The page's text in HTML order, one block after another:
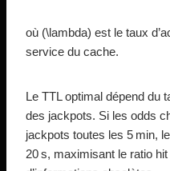
où (\lambda) est le taux
service du cache.
Le TTL optimal dépend du
des jackpots. Si les odds
jackpots toutes les 5 min,
20 s, maximisant le ratio